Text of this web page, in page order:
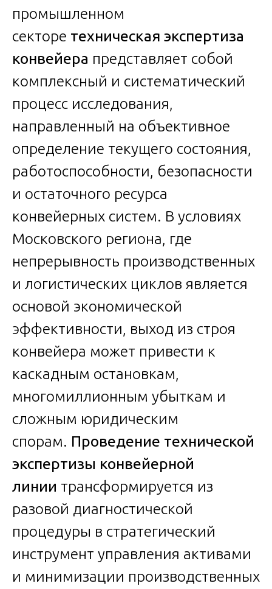
промышленном
секторе техническая экспертиза
конвейера представляет собой
комплексный и систематический
процесс исследования,
направленный на объективное
определение текущего состояния,
работоспособности, безопасности
и остаточного ресурса
конвейерных систем. В условиях
Московского региона, где
непрерывность производственных
и логистических циклов является
основой экономической
эффективности, выход из строя
конвейера может привести к
каскадным остановкам,
многомиллионным убыткам и
сложным юридическим
спорам. Проведение технической
экспертизы конвейерной
линии трансформируется из
разовой диагностической
процедуры в стратегический
инструмент управления активами
и минимизации производственных